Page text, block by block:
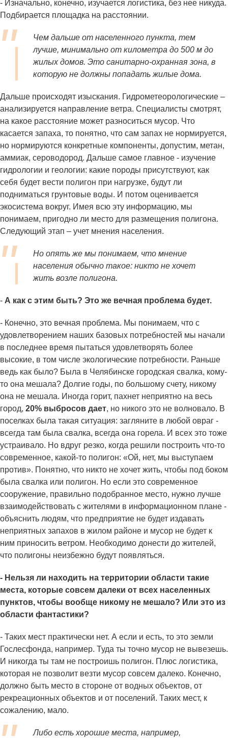
- Изначально, конечно, изучается логистика, без нее никуда.
Подбирается площадка на расстоянии.
Чем дальше от населенного пункта, тем
лучше, минимально от километра до 500 м до
жилых домов. Это санитарно-охранная зона, в
которую не должны попадать жилые дома.
Дальше происходят изыскания. Гидрометеорологические –
анализируется направление ветра. Специалисты смотрят,
на какое расстояние может разноситься мусор. Что
касается запаха, то понятно, что сам запах не нормируется,
но нормируются конкретные компоненты, допустим, метан,
аммиак, сероводород. Дальше самое главное - изучение
гидрологии и геологии: какие породы присутствуют, как
себя будет вести полигон при нагрузке, будут ли
подниматься грунтовые воды. И потом оценивается
экосистема вокруг. Имея всю эту информацию, мы
понимаем, пригодно ли место для размещения полигона.
Следующий этап – учет мнения населения.
Но опять же мы понимаем, что мнение
населения обычно такое: никто не хочет
жить возле полигона.
- А как с этим быть? Это же вечная проблема будет.
- Конечно, это вечная проблема. Мы понимаем, что с
удовлетворением наших базовых потребностей мы начали
в последнее время пытаться удовлетворять более
высокие, в том числе экологические потребности. Раньше
ведь как было? Была в Челябинске городская свалка, кому-
то она мешала? Долгие годы, по большому счету, никому
она не мешала. Иногда горит, пахнет неприятно на весь
город, 20% выбросов дает, но никого это не волновало. В
поселках была такая ситуация: загляните в любой овраг -
всегда там была свалка, всегда она горела. И всех это тоже
устраивало. Но вдруг резко, когда решили построить что-то
современное, какой-то полигон: «Ой, нет, мы выступаем
против». Понятно, что никто не хочет жить, чтобы под боком
была свалка или полигон. Но если это современное
сооружение, правильно подобранное место, нужно лучше
взаимодействовать с жителями в информационном плане -
объяснить людям, что предприятие не будет издавать
неприятных запахов в жилом районе и мусор не будет к
ним приносить ветром. Необходимо донести до жителей,
что полигоны неизбежно будут появляться.
- Нельзя ли находить на территории области такие
места, которые совсем далеки от всех населенных
пунктов, чтобы вообще никому не мешало? Или это из
области фантастики?
- Таких мест практически нет. А если и есть, то это земли
Гослесфонда, например. Туда ты точно мусор не вывезешь.
И никогда ты там не построишь полигон. Плюс логистика,
которая не позволит везти мусор совсем далеко. Конечно,
должно быть место в стороне от водных объектов, от
рекреационных объектов и от поселений. Таких мест, к
сожалению, мало.
Либо есть хорошие места, например,